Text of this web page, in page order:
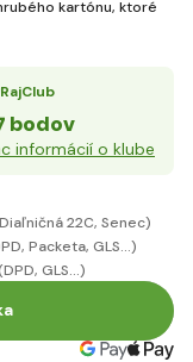
kartónu, ktoré
RajClub
bodov
informácií o klube
22C, Senec)
Packeta, GLS...)
GLS...)